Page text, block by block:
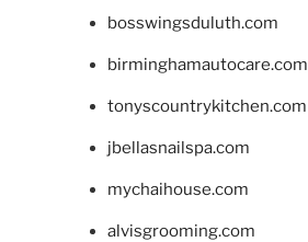
bosswingsduluth.com
birminghamautocare.com
tonyscountrykitchen.com
jbellasnailspa.com
mychaihouse.com
alvisgrooming.com